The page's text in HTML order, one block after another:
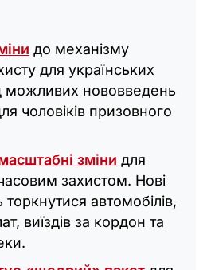
до механізму
для українських
можливих нововведень
чоловіків призовного
зміни для
захистом. Нові
автомобілів,
виїздів за кордон та